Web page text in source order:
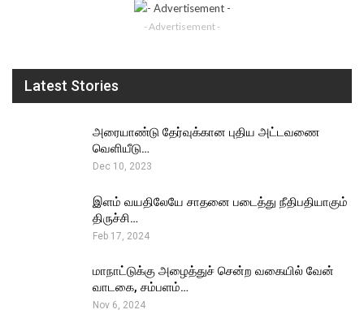
- Advertisement -
Latest Stories
அரையாண்டு தேர்வுக்கான புதிய அட்டவணை
வெளியீடு…
Dec 10, 2023
இளம் வயதிலேயே சாதனை படைத்து நீதிபதியாகும்
திருச்சி…
Feb 17, 2024
மாநாட்டுக்கு அழைத்துச் சென்ற வகையில் வேன்
வாடகை, சம்பளம்…
Nov 6, 2024